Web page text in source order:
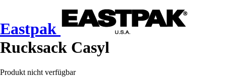
Eastpak
Rucksack Casyl
Produkt nicht verfügbar